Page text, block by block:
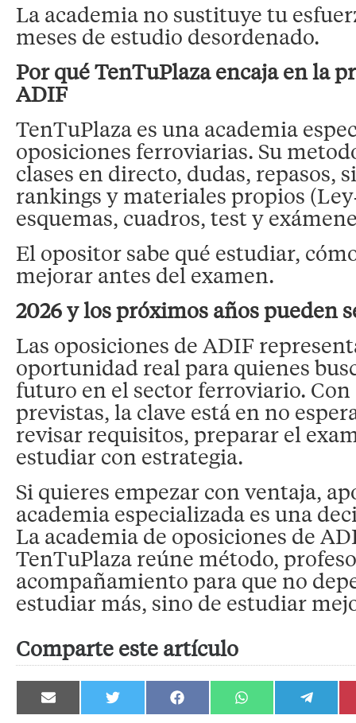
La academia no sustituye tu
meses de estudio desordenado.
Por qué TenTuPlaza encaja en la
ADIF
TenTuPlaza es una academia
oposiciones ferroviarias. Su
clases en directo, dudas, repasos,
rankings y materiales propios
esquemas, cuadros, test y
El opositor sabe qué estudiar,
mejorar antes del examen.
2026 y los próximos años pueden
Las oposiciones de ADIF
oportunidad real para quienes
futuro en el sector ferroviario. Con
previstas, la clave está en no
revisar requisitos, preparar el
estudiar con estrategia.
Si quieres empezar con ventaja,
academia especializada es una
La academia de oposiciones de
TenTuPlaza reúne método,
acompañamiento para que no
estudiar más, sino de estudiar
Comparte este artículo
Compartir
en
Compartir
en
Compartir
en
Compartir
en
Compartir
en